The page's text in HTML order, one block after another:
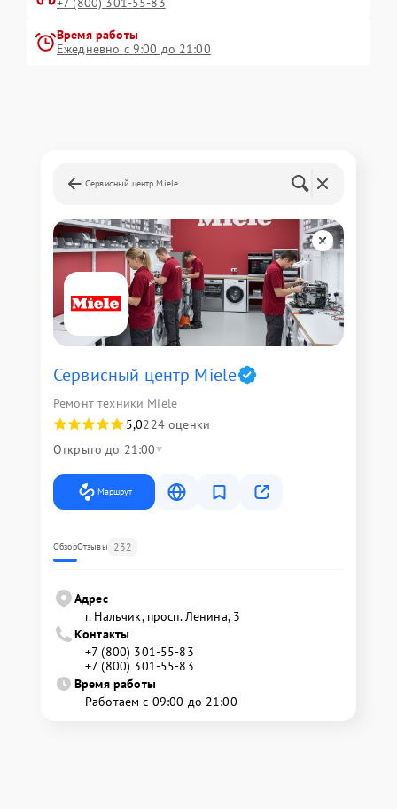
Время работы
Ежедневно с 9:00 до 21:00
Сервисный центр Miele
Сервисный центр Miele
Ремонт техники Miele
5,0224 оценки
Открыто до 21:00
Маршрут
ОбзорОтзывы 232
Адрес
г. Нальчик, просп. Ленина, 3
Контакты
+7 (800) 301-55-83
+7 (800) 301-55-83
Время работы
Работаем с 09:00 до 21:00